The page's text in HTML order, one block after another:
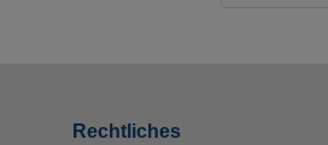
Rechtliches